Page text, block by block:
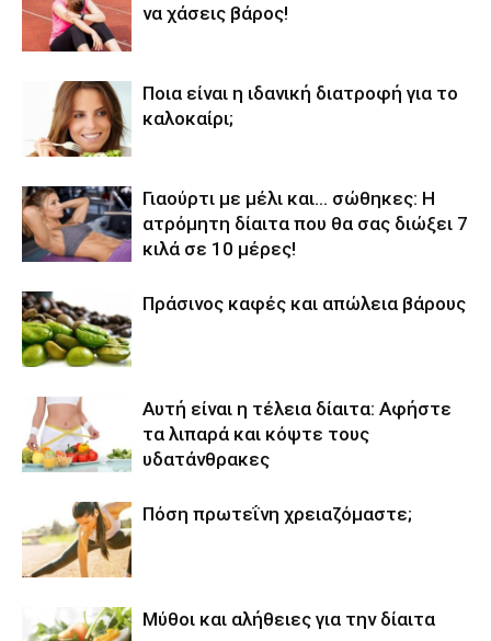
να χάσεις βάρος!
Ποια είναι η ιδανική διατροφή για το
καλοκαίρι;
Γιαούρτι με μέλι και… σώθηκες: Η
ατρόμητη δίαιτα που θα σας διώξει 7
κιλά σε 10 μέρες!
Πράσινος καφές και απώλεια βάρους
Αυτή είναι η τέλεια δίαιτα: Αφήστε
τα λιπαρά και κόψτε τους
υδατάνθρακες
Πόση πρωτεΐνη χρειαζόμαστε;
Μύθοι και αλήθειες για την δίαιτα